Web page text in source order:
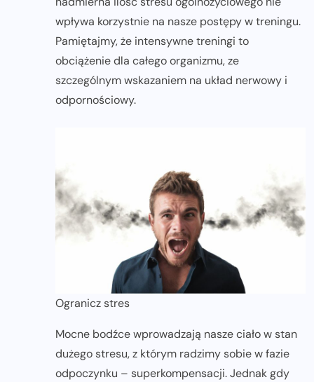
wpływa korzystnie na nasze postępy w treningu.
Pamiętajmy, że intensywne treningi to
obciążenie dla całego organizmu, ze
szczególnym wskazaniem na układ nerwowy i
odpornościowy.
Ogranicz stres
Mocne bodźce wprowadzają nasze ciało w stan
dużego stresu, z którym radzimy sobie w fazie
odpoczynku – superkompensacji. Jednak gdy